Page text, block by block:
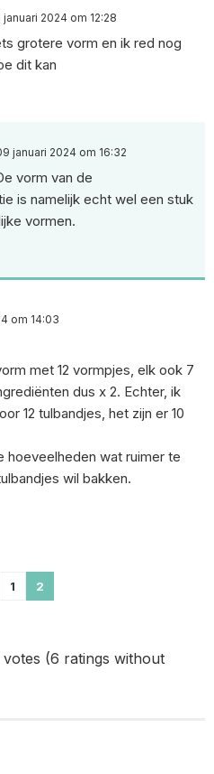
januari 2024 om 12:28
grotere vorm en ik red nog
dit kan
januari 2024 om 16:32
vorm van de
is namelijk echt wel een stuk
vormen.
om 14:03
met 12 vormpjes, elk ook 7
dus x 2. Echter, ik
12 tulbandjes, het zijn er 10
hoeveelheden wat ruimer te
wil bakken.
1 2
(6 ratings without